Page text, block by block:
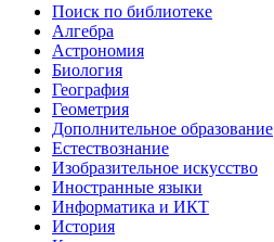
Поиск по библиотеке
Алгебра
Астрономия
Биология
География
Геометрия
Дополнительное образование
Естествознание
Изобразительное искусство
Иностранные языки
Информатика и ИКТ
История